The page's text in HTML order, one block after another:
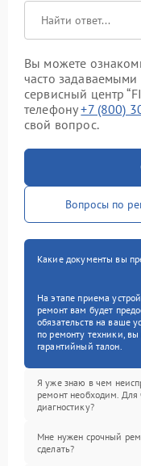
Вы можете
часто
сервисный центр
телефону+7 (800)
свой вопрос.
Вопросы по
Какие документы вы
На этапе приема
ремонт вам будет
обязательств на ваше
по ремонту техники,
гарантийный талон.
Я уже знаю в чем
ремонт необходим. Для
диагностику?
Мне нужен срочный
сделать?